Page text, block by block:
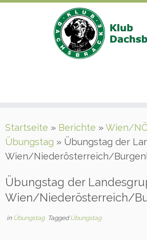
Inhalt
springen
Startseite » Berichte »Wien/
Übungstag » Übungstag der
Wien/Niederösterreich/
Übungstag der
Wien/Niederösterreich/
in Übungstag TaggedÜbungstag